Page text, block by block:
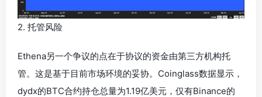
2. 托管风险
Ethena另一个争议的点在于协议的资金由第三方机构托
管。这是基于目前市场环境的妥协。Coinglass数据显示，
dydx的BTC合约持仓总量为1.19亿美元，仅有Binance的